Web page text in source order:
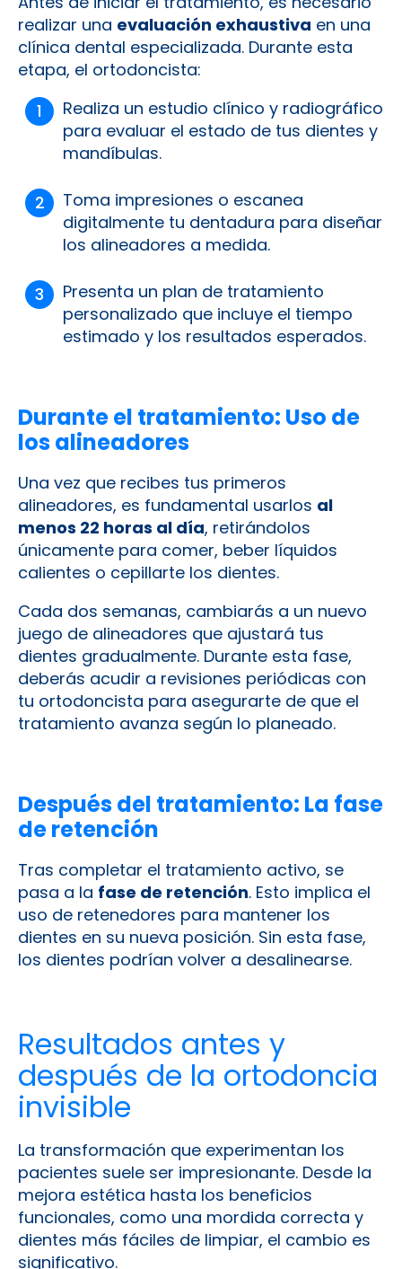
realizar una evaluación exhaustiva en una
clínica dental especializada. Durante esta
etapa, el ortodoncista:
Realiza un estudio clínico y radiográfico
para evaluar el estado de tus dientes y
mandíbulas.
Toma impresiones o escanea
digitalmente tu dentadura para diseñar
los alineadores a medida.
Presenta un plan de tratamiento
personalizado que incluye el tiempo
estimado y los resultados esperados.
Durante el tratamiento: Uso de
los alineadores
Una vez que recibes tus primeros
alineadores, es fundamental usarlos al
menos 22 horas al día, retirándolos
únicamente para comer, beber líquidos
calientes o cepillarte los dientes.
Cada dos semanas, cambiarás a un nuevo
juego de alineadores que ajustará tus
dientes gradualmente. Durante esta fase,
deberás acudir a revisiones periódicas con
tu ortodoncista para asegurarte de que el
tratamiento avanza según lo planeado.
Después del tratamiento: La fase
de retención
Tras completar el tratamiento activo, se
pasa a la fase de retención. Esto implica el
uso de retenedores para mantener los
dientes en su nueva posición. Sin esta fase,
los dientes podrían volver a desalinearse.
Resultados antes y
después de la ortodoncia
invisible
La transformación que experimentan los
pacientes suele ser impresionante. Desde la
mejora estética hasta los beneficios
funcionales, como una mordida correcta y
dientes más fáciles de limpiar, el cambio es
significativo.